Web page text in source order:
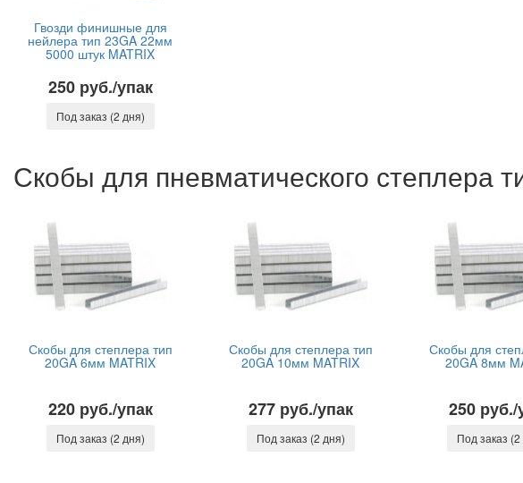
Гвозди финишные для
нейлера тип 23GA 22мм
5000 штук MATRIX
250 руб./упак
Под заказ (2 дня)
Скобы для пневматического степлера
Скобы для степлера тип
20GA 6мм MATRIX
220 руб./упак
Под заказ (2 дня)
Скобы для степлера тип
20GA 10мм MATRIX
277 руб./упак
Под заказ (2 дня)
Скобы для
20GA 8мм
250 руб./
Под заказ